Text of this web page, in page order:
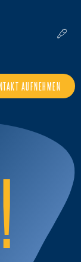
AUFNEHMEN
!